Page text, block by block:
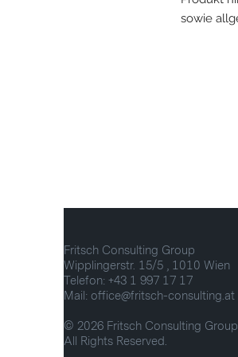
sowie
Fritsch Consulting Group
Wipplingerstr. 15/5 , 1010 Wien
Telefon: +43 1 997 17 17
Mail: office@fritsch-consulting.at
© 2026 Fritsch Consulting
All Rights Reserved.​​